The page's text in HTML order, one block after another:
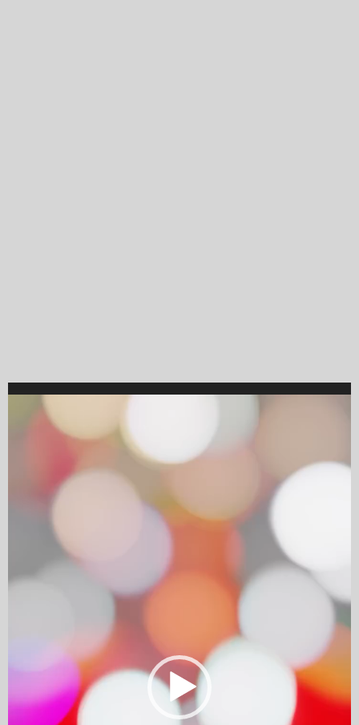
Video
Player